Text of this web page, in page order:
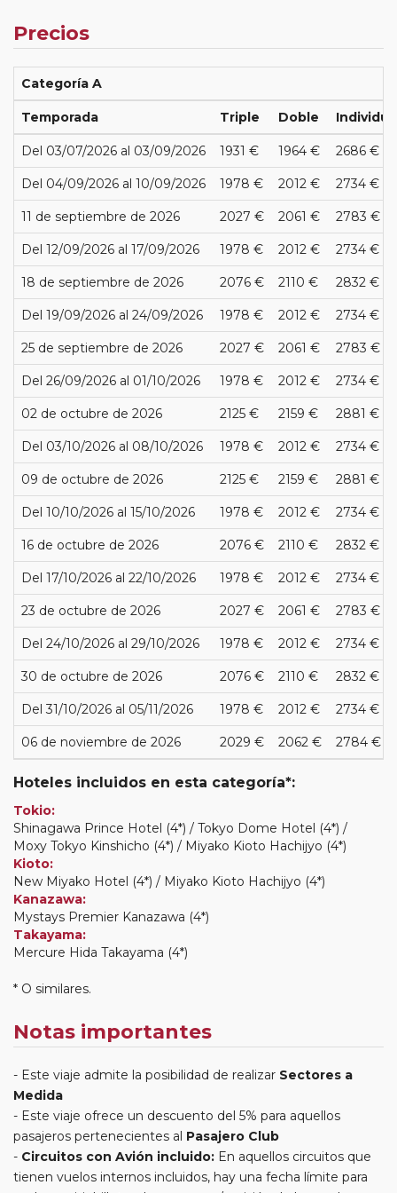
Precios
Categoría A
Temporada Triple Doble
Del 03/07/2026 al 03/09/2026 1931 € 1964 € 2686 €
Del 04/09/2026 al 10/09/2026 1978 € 2012 € 2734 €
11 de septiembre de 2026 2027 € 2061 € 2783 €
Del 12/09/2026 al 17/09/2026 1978 € 2012 € 2734 €
18 de septiembre de 2026 2076 € 2110 € 2832 €
Del 19/09/2026 al 24/09/2026 1978 € 2012 € 2734 €
25 de septiembre de 2026 2027 € 2061 € 2783 €
Del 26/09/2026 al 01/10/2026 1978 € 2012 € 2734 €
02 de octubre de 2026 2125 € 2159 € 2881 €
Del 03/10/2026 al 08/10/2026 1978 € 2012 € 2734 €
09 de octubre de 2026 2125 € 2159 € 2881 €
Del 10/10/2026 al 15/10/2026 1978 € 2012 € 2734 €
16 de octubre de 2026 2076 € 2110 € 2832 €
Del 17/10/2026 al 22/10/2026 1978 € 2012 € 2734 €
23 de octubre de 2026 2027 € 2061 € 2783 €
Del 24/10/2026 al 29/10/2026 1978 € 2012 € 2734 €
30 de octubre de 2026 2076 € 2110 € 2832 €
Del 31/10/2026 al 05/11/2026 1978 € 2012 € 2734 €
06 de noviembre de 2026 2029 € 2062 € 2784 €
Hoteles incluidos en esta categoría*:
Tokio:
Shinagawa Prince Hotel (4*) / Tokyo Dome Hotel (4*) /
Moxy Tokyo Kinshicho (4*) / Miyako Kioto Hachijyo (4*)
Kioto:
New Miyako Hotel (4*) / Miyako Kioto Hachijyo (4*)
Kanazawa:
Mystays Premier Kanazawa (4*)
Takayama:
Mercure Hida Takayama (4*)
* O similares.
Notas importantes
Este viaje admite la posibilidad de realizar Sectores a
Medida
Este viaje ofrece un descuento del 5% para aquellos
pasajeros pertenecientes al Pasajero Club
Circuitos con Avión incluido: En aquellos circuitos que
tienen vuelos internos incluidos, hay una fecha límite para